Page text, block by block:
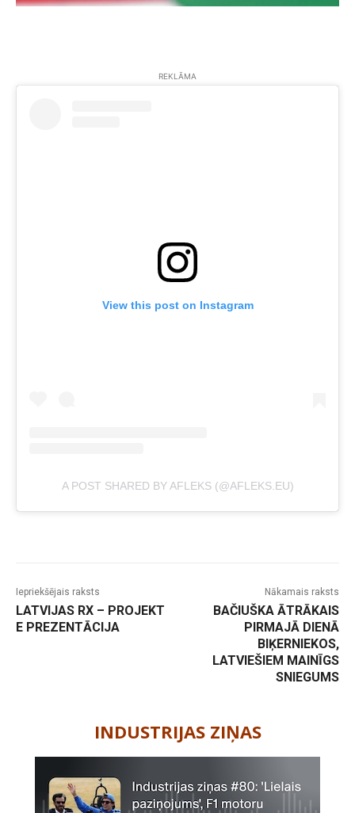
REKLĀMA
View this post on Instagram
A POST SHARED BY AFLEKS (@AFLEKS.EU)
Iepriekšējais raksts
LATVIJAS RX – PROJEKT
E PREZENTĀCIJA
Nākamais raksts
BAČIUŠKA ĀTRĀKAIS
PIRMAJĀ DIENĀ
BIĶERNIEKOS,
LATVIEŠIEM MAINĪGS
SNIEGUMS
INDUSTRIJAS ZIŅAS